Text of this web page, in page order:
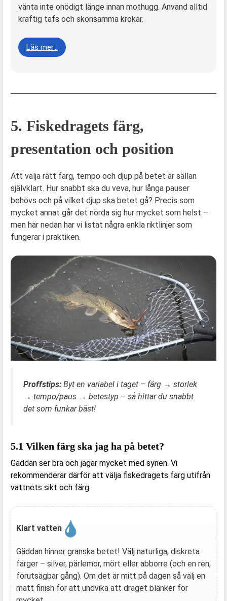
vänta inte onödigt länge innan mothugg. Använd alltid
kraftig tafs och skonsamma krokar.
Läs mer…
5. Fiskedragets färg,
presentation och position
Att välja rätt färg, tempo och djup på betet är sällan
självklart. Hur snabbt ska du veva, hur långa pauser
behövs och på vilket djup ska betet gå? Precis som
mycket annat går det nörda sig hur mycket som helst –
men här nedan har vi listat några enkla riktlinjer som
fungerar i praktiken.
Proffstips: Byt en variabel i taget – färg → storlek
→ tempo/paus → betestyp – så hittar du snabbt
det som funkar bäst!
5.1 Vilken färg ska jag ha på betet?
Gäddan ser bra och jagar mycket med synen. Vi
rekommenderar därför att välja fiskedragets färg utifrån
vattnets sikt och färg.
Klart vatten
Gäddan hinner granska betet! Välj naturliga, diskreta
färger – silver, pärlemor, mört eller abborre (och en ren,
förutsägbar gång). Om det är mitt på dagen så välj en
matt finish för att undvika att draget blänker för